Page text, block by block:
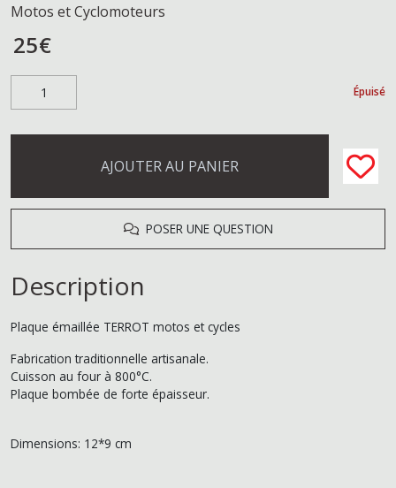
Motos et Cyclomoteurs
25€
Épuisé
AJOUTER AU PANIER
POSER UNE QUESTION
Description
Plaque émaillée TERROT motos et cycles
Fabrication traditionnelle artisanale.
Cuisson au four à 800°C.
Plaque bombée de forte épaisseur.
Dimensions: 12*9 cm